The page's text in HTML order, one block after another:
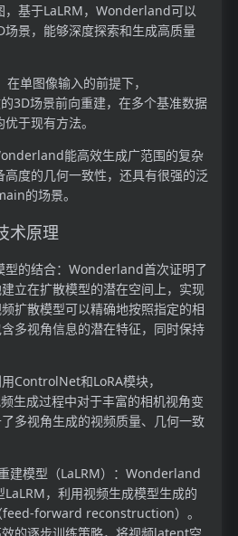
，基于LaLRM，Wonderland可以
景，能够深度探索和生成高质量
单图像输入的前提下，
3D场景前向重建，在多个基准数据
于现有方法。
能高效生成广范围的复杂
度的几何一致性，还具有很强的泛
的场景。
术原理
型的结合：Wonderland首次证明了
立在扩散模型的潜在空间上，实现
扩散模型可以精确地按照指定的相
多视角信息的潜在特征，同时保持
ControlNet和LoRA模块，
生成过程中对于丰富的相机视角变
多视角生成的视频质量、几何一致
建模型（LaLRM）：Wonderland
，利用视频生成模型生成的
forward reconstruction）。